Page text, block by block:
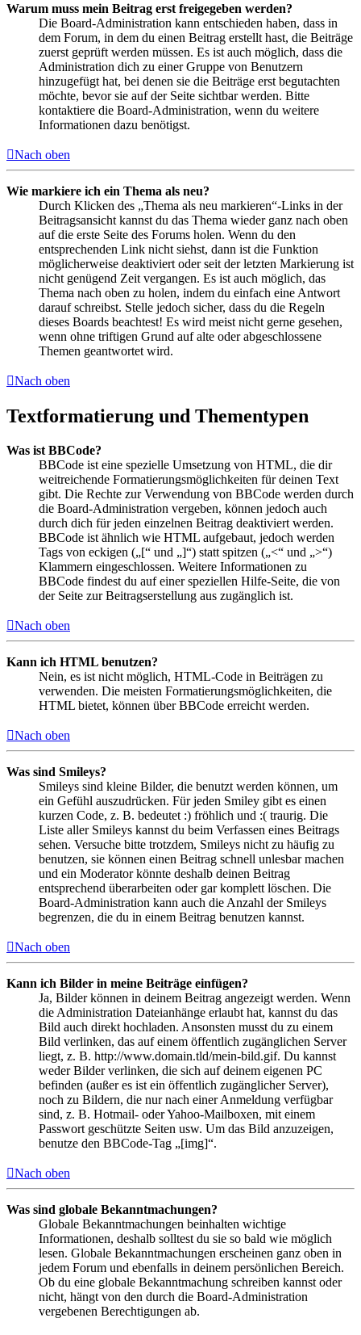
Warum muss mein Beitrag erst freigegeben werden?
Die Board-Administration kann entschieden haben, dass in
dem Forum, in dem du einen Beitrag erstellt hast, die Beiträge
zuerst geprüft werden müssen. Es ist auch möglich, dass die
Administration dich zu einer Gruppe von Benutzern
hinzugefügt hat, bei denen sie die Beiträge erst begutachten
möchte, bevor sie auf der Seite sichtbar werden. Bitte
kontaktiere die Board-Administration, wenn du weitere
Informationen dazu benötigst.
Nach oben
Wie markiere ich ein Thema als neu?
Durch Klicken des „Thema als neu markieren“-Links in der
Beitragsansicht kannst du das Thema wieder ganz nach oben
auf die erste Seite des Forums holen. Wenn du den
entsprechenden Link nicht siehst, dann ist die Funktion
möglicherweise deaktiviert oder seit der letzten Markierung ist
nicht genügend Zeit vergangen. Es ist auch möglich, das
Thema nach oben zu holen, indem du einfach eine Antwort
darauf schreibst. Stelle jedoch sicher, dass du die Regeln
dieses Boards beachtest! Es wird meist nicht gerne gesehen,
wenn ohne triftigen Grund auf alte oder abgeschlossene
Themen geantwortet wird.
Nach oben
Textformatierung und Thementypen
Was ist BBCode?
BBCode ist eine spezielle Umsetzung von HTML, die dir
weitreichende Formatierungsmöglichkeiten für deinen Text
gibt. Die Rechte zur Verwendung von BBCode werden durch
die Board-Administration vergeben, können jedoch auch
durch dich für jeden einzelnen Beitrag deaktiviert werden.
BBCode ist ähnlich wie HTML aufgebaut, jedoch werden
Tags von eckigen („[“ und „]“) statt spitzen („<“ und „>“)
Klammern eingeschlossen. Weitere Informationen zu
BBCode findest du auf einer speziellen Hilfe-Seite, die von
der Seite zur Beitragserstellung aus zugänglich ist.
Nach oben
Kann ich HTML benutzen?
Nein, es ist nicht möglich, HTML-Code in Beiträgen zu
verwenden. Die meisten Formatierungsmöglichkeiten, die
HTML bietet, können über BBCode erreicht werden.
Nach oben
Was sind Smileys?
Smileys sind kleine Bilder, die benutzt werden können, um
ein Gefühl auszudrücken. Für jeden Smiley gibt es einen
kurzen Code, z. B. bedeutet :) fröhlich und :( traurig. Die
Liste aller Smileys kannst du beim Verfassen eines Beitrags
sehen. Versuche bitte trotzdem, Smileys nicht zu häufig zu
benutzen, sie können einen Beitrag schnell unlesbar machen
und ein Moderator könnte deshalb deinen Beitrag
entsprechend überarbeiten oder gar komplett löschen. Die
Board-Administration kann auch die Anzahl der Smileys
begrenzen, die du in einem Beitrag benutzen kannst.
Nach oben
Kann ich Bilder in meine Beiträge einfügen?
Ja, Bilder können in deinem Beitrag angezeigt werden. Wenn
die Administration Dateianhänge erlaubt hat, kannst du das
Bild auch direkt hochladen. Ansonsten musst du zu einem
Bild verlinken, das auf einem öffentlich zugänglichen Server
liegt, z. B. http://www.domain.tld/mein-bild.gif. Du kannst
weder Bilder verlinken, die sich auf deinem eigenen PC
befinden (außer es ist ein öffentlich zugänglicher Server),
noch zu Bildern, die nur nach einer Anmeldung verfügbar
sind, z. B. Hotmail- oder Yahoo-Mailboxen, mit einem
Passwort geschützte Seiten usw. Um das Bild anzuzeigen,
benutze den BBCode-Tag „[img]“.
Nach oben
Was sind globale Bekanntmachungen?
Globale Bekanntmachungen beinhalten wichtige
Informationen, deshalb solltest du sie so bald wie möglich
lesen. Globale Bekanntmachungen erscheinen ganz oben in
jedem Forum und ebenfalls in deinem persönlichen Bereich.
Ob du eine globale Bekanntmachung schreiben kannst oder
nicht, hängt von den durch die Board-Administration
vergebenen Berechtigungen ab.